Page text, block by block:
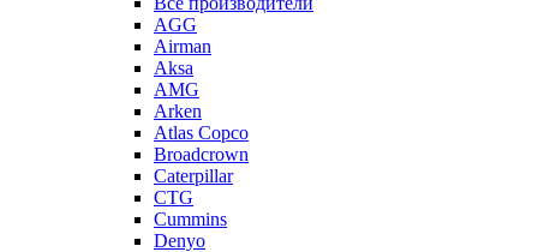
AGG
Airman
Aksa
AMG
Arken
Atlas Copco
Broadcrown
Caterpillar
CTG
Cummins
Denyo